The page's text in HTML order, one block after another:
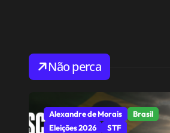
Não perca
Alexandre de Morais
Brasil
Eleições 2026
STF